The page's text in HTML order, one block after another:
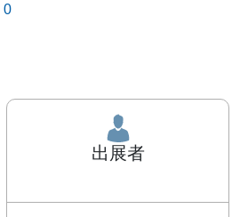
0
出展者